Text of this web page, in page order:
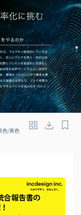
色/黑色